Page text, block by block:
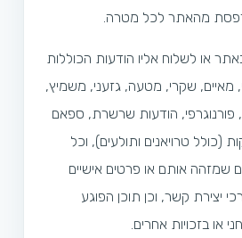
מהאתר לכל מטרה.
או לשלוח אליו הודעות הכוללות
מאיים, שקרי, מטעה, גזעני, משמיץ,
פורנוגרפי, הודעות שרשרת, ספאם
(כולל טרויאנים ותולעים), וכל
שמזהה אותם או פרטים אישיים
יצירת קשר, וכן תוכן הפוגע
או בזכויות אחרים.